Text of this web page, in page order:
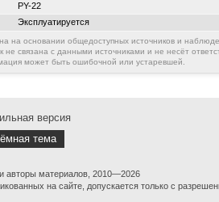
PY-22
Эксплуатируется
на основании общедоступных источников и
не связана с данными источниками и не несёт
может быть ошибочной или устаревшей.
версия
тема
авторы материалов, 2010—2026
на сайте, допускается только с